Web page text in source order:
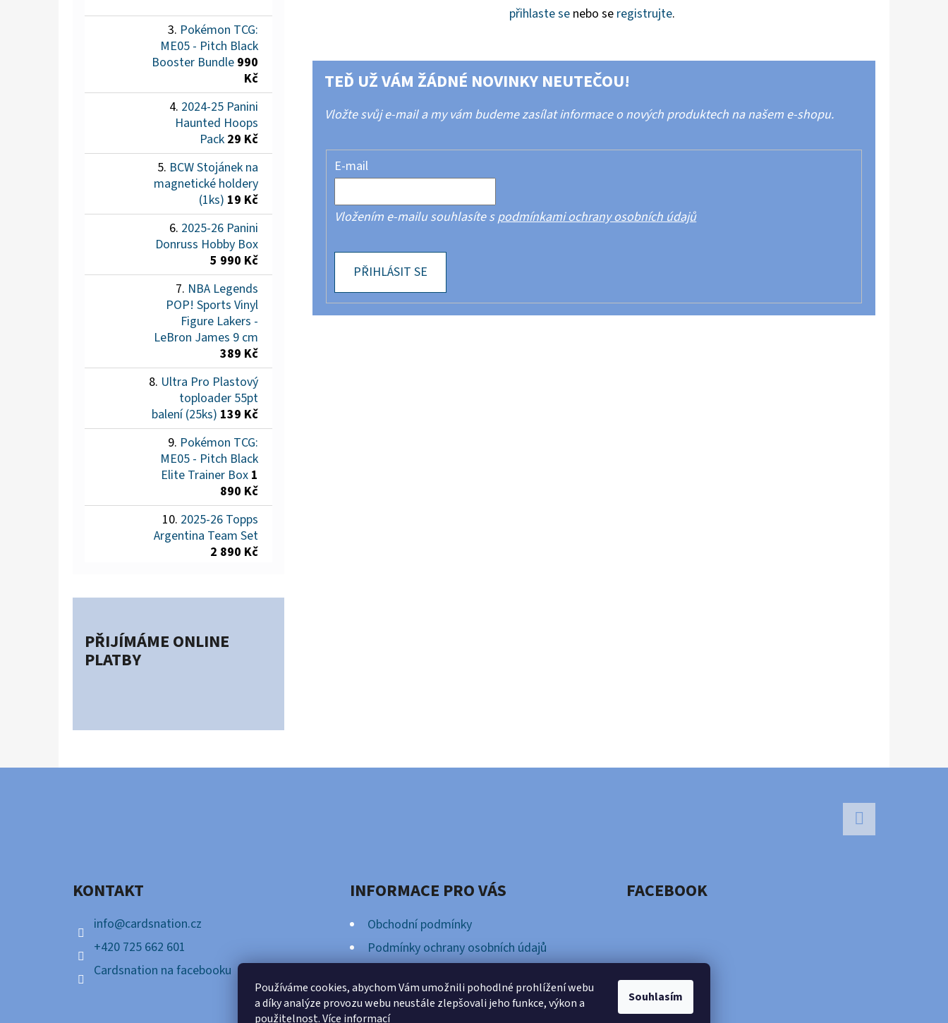
Používáme cookies, abychom Vám umožnili pohodlné prohlížení webu
a díky analýze provozu webu neustále zlepšovali jeho funkce, výkon a
použitelnost.Více informací
Souhlasím
Pokémon TCG:
ME05 - Pitch Black
Booster Bundle 990
Kč
2024-25 Panini
Haunted Hoops
Pack 29 Kč
BCW Stojánek na
magnetické holdery
(1ks) 19 Kč
2025-26 Panini
Donruss Hobby Box
5 990 Kč
NBA Legends
POP! Sports Vinyl
Figure Lakers -
LeBron James 9 cm
389 Kč
Ultra Pro Plastový
toploader 55pt
balení (25ks) 139 Kč
Pokémon TCG:
ME05 - Pitch Black
Elite Trainer Box 1
890 Kč
2025-26 Topps
Argentina Team Set
2 890 Kč
PŘIJÍMÁME ONLINE
PLATBY
přihlaste se nebo se registrujte.
TEĎ UŽ VÁM ŽÁDNÉ NOVINKY NEUTEČOU!
Vložte svůj e-mail a my vám budeme zasílat informace o nových produktech na našem e-shopu.
E-mail
Vložením e-mailu souhlasíte spodmínkami ochrany osobních údajů
PŘIHLÁSIT SE
KONTAKT
info@cardsnation.cz
+420 725 662 601
Cardsnation na facebooku
INFORMACE PRO VÁS
Obchodní podmínky
Podmínky ochrany osobních údajů
FACEBOOK